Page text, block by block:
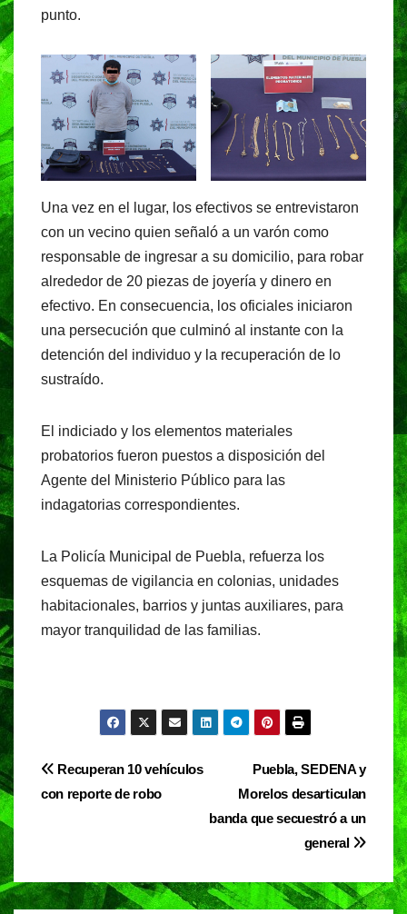
punto.
Una vez en el lugar, los efectivos se entrevistaron
con un vecino quien señaló a un varón como
responsable de ingresar a su domicilio, para robar
alrededor de 20 piezas de joyería y dinero en
efectivo. En consecuencia, los oficiales iniciaron
una persecución que culminó al instante con la
detención del individuo y la recuperación de lo
sustraído.
El indiciado y los elementos materiales
probatorios fueron puestos a disposición del
Agente del Ministerio Público para las
indagatorias correspondientes.
La Policía Municipal de Puebla, refuerza los
esquemas de vigilancia en colonias, unidades
habitacionales, barrios y juntas auxiliares, para
mayor tranquilidad de las familias.
Navegación
Puebla, SEDENA y
Morelos desarticulan
banda que secuestró a un
general
Recuperan 10 vehículos
con reporte de robo